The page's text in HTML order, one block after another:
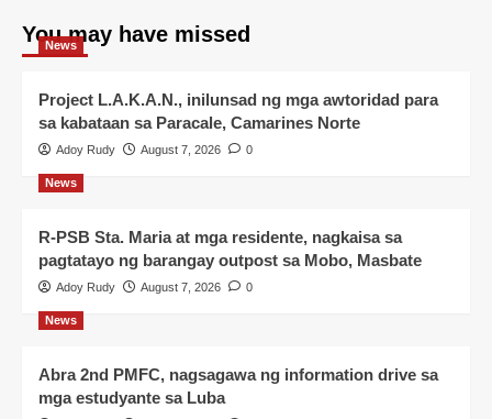
You may have missed
News
Project L.A.K.A.N., inilunsad ng mga awtoridad para
sa kabataan sa Paracale, Camarines Norte
Adoy Rudy August 7, 2026 0
News
R-PSB Sta. Maria at mga residente, nagkaisa sa
pagtatayo ng barangay outpost sa Mobo, Masbate
Adoy Rudy August 7, 2026 0
News
Abra 2nd PMFC, nagsagawa ng information drive sa
mga estudyante sa Luba